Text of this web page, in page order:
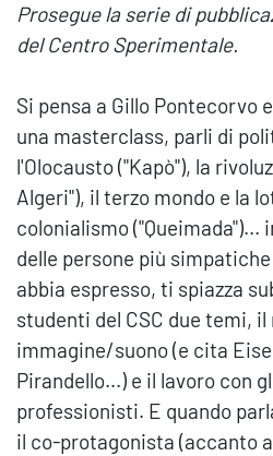
Prosegue la serie di
del Centro Sperimentale.
Si pensa a Gillo Pontecorvo
una masterclass, parli di
l'Olocausto ("Kapò"), la
Algeri"), il terzo mondo e la
colonialismo ("Queimada")...
delle persone più
abbia espresso, ti spiazza
studenti del CSC due temi,
immagine/suono (e cita
Pirandello...) e il lavoro con
professionisti. E quando
il co-protagonista (accanto